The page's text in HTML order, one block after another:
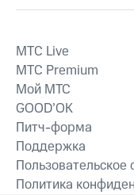
MTС Live
MTС Premium
Мой МТС
GOOD’OK
Питч-форма
Поддержка
Пользовательское
Политика